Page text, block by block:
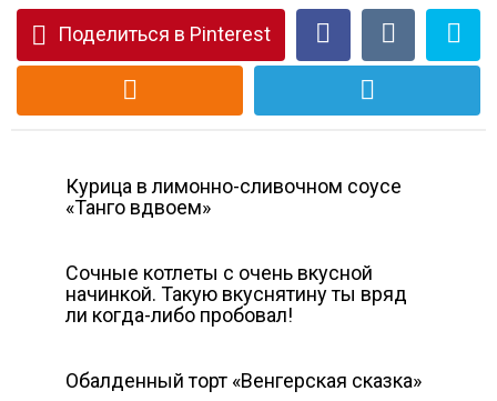
Поделиться в Pinterest
Курица в лимонно-сливочном соусе
«Танго вдвоем»
Сочные котлеты с очень вкусной
начинкой. Такую вкуснятину ты вряд
ли когда-либо пробовал!
Обалденный торт «Венгерская сказка»